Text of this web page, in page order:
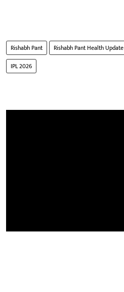
Rishabh Pant Rishabh Pant Health Update
IPL 2026